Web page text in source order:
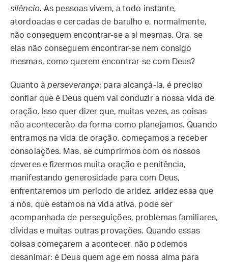
silêncio. As pessoas vivem, a todo instante,
atordoadas e cercadas de barulho e, normalmente,
não conseguem encontrar-se a si mesmas. Ora, se
elas não conseguem encontrar-se nem consigo
mesmas, como querem encontrar-se com Deus?
Quanto à perseverança: para alcançá-la, é preciso
confiar que é Deus quem vai conduzir a nossa vida de
oração. Isso quer dizer que, muitas vezes, as coisas
não acontecerão da forma como planejamos. Quando
entramos na vida de oração, começamos a receber
consolações. Mas, se cumprirmos com os nossos
deveres e fizermos muita oração e penitência,
manifestando generosidade para com Deus,
enfrentaremos um período de aridez, aridez essa que
a nós, que estamos na vida ativa, pode ser
acompanhada de perseguições, problemas familiares,
dívidas e muitas outras provações. Quando essas
coisas começarem a acontecer, não podemos
desanimar: é Deus quem age em nossa alma para